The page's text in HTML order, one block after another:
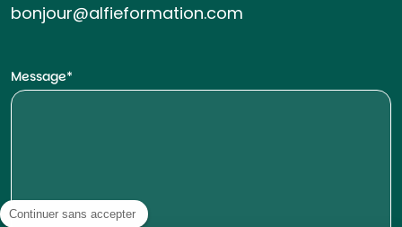
bonjour@alfieformation.com
Message
Continuer sans accepter